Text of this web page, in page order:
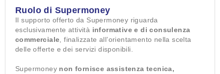
Ruolo di Supermoney
Il supporto offerto da Supermoney riguarda
esclusivamente attività informative e di consulenza
commerciale , finalizzate all’orientamento nella scelta
delle offerte e dei servizi disponibili.
Supermoney non fornisce assistenza tecnica,